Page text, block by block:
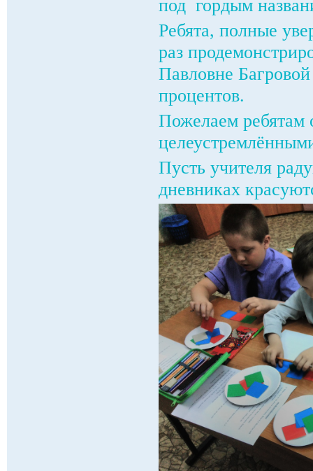
под гордым
Ребята, полные
раз
Павловне
процентов.
Пожелаем ребятам
Пусть учителя
дневниках